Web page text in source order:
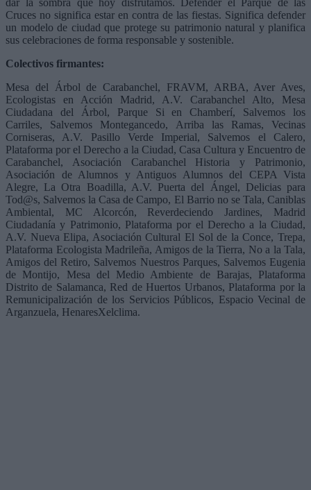
Cruces no significa estar en contra de las fiestas. Significa defender
un modelo de ciudad que protege su patrimonio natural y planifica
sus celebraciones de forma responsable y sostenible.
Colectivos firmantes:
Mesa del Árbol de Carabanchel, FRAVM, ARBA, Aver Aves,
Ecologistas en Acción Madrid, A.V. Carabanchel Alto, Mesa
Ciudadana del Árbol, Parque Si en Chamberí, Salvemos los
Carriles, Salvemos Montegancedo, Arriba las Ramas, Vecinas
Corniseras, A.V. Pasillo Verde Imperial, Salvemos el Calero,
Plataforma por el Derecho a la Ciudad, Casa Cultura y Encuentro de
Carabanchel, Asociación Carabanchel Historia y Patrimonio,
Asociación de Alumnos y Antiguos Alumnos del CEPA Vista
Alegre, La Otra Boadilla, A.V. Puerta del Ángel, Delicias para
Tod@s, Salvemos la Casa de Campo, El Barrio no se Tala, Caniblas
Ambiental, MC Alcorcón, Reverdeciendo Jardines, Madrid
Ciudadanía y Patrimonio, Plataforma por el Derecho a la Ciudad,
A.V. Nueva Elipa, Asociación Cultural El Sol de la Conce, Trepa,
Plataforma Ecologista Madrileña, Amigos de la Tierra, No a la Tala,
Amigos del Retiro, Salvemos Nuestros Parques, Salvemos Eugenia
de Montijo, Mesa del Medio Ambiente de Barajas, Plataforma
Distrito de Salamanca, Red de Huertos Urbanos, Plataforma por la
Remunicipalización de los Servicios Públicos, Espacio Vecinal de
Arganzuela, HenaresXelclima.